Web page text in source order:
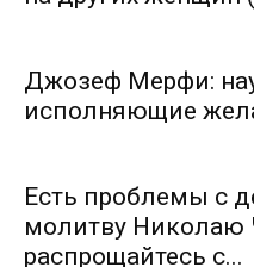
Джозеф Мерфи:
исполняющие
Есть проблемы с
молитву Николаю
распрощайтесь с...